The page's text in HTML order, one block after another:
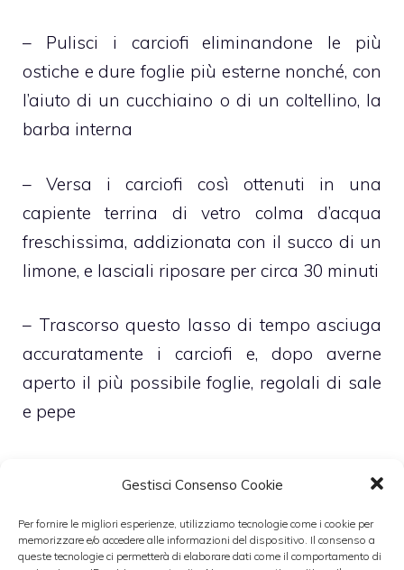
Gestisci Consenso Cookie
Per fornire le migliori esperienze, utilizziamo tecnologie come i cookie per
memorizzare e/o accedere alle informazioni del dispositivo. Il consenso a
queste tecnologie ci permetterà di elaborare dati come il comportamento di
– Pulisci i carciofi eliminandone le più
ostiche e dure foglie più esterne nonché, con
l’aiuto di un cucchiaino o di un coltellino, la
barba interna
– Versa i carciofi così ottenuti in una
capiente terrina di vetro colma d’acqua
freschissima, addizionata con il succo di un
limone, e lasciali riposare per circa 30 minuti
– Trascorso questo lasso di tempo asciuga
accuratamente i carciofi e, dopo averne
aperto il più possibile foglie, regolali di sale
e pepe
oliva in una capiente casseruola
antiaderente nella quale adagerai anche i
carciofi